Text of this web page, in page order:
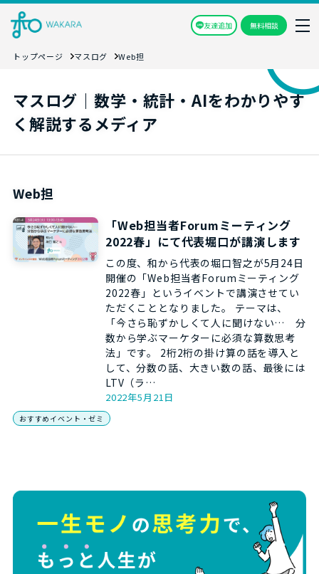
友達追加 無料相談
トップページ マスログ Web担
マスログ｜数学・統計・AIをわかりやす
く解説するメディア
Web担
「Web担当者Forumミーティング
2022春」にて代表堀口が講演します
この度、和から代表の堀口智之が5月24日
開催の「Web担当者Forumミーティング
2022春」というイベントで講演させてい
ただくこととなりました。 テーマは、
「今さら恥ずかしくて人に聞けない… 分
数から学ぶマーケターに必須な算数思考
法」です。 2桁2桁の掛け算の話を導入と
して、分数の話、大きい数の話、最後には
LTV（ラ…
2022年5月21日
おすすめイベント・ゼミ